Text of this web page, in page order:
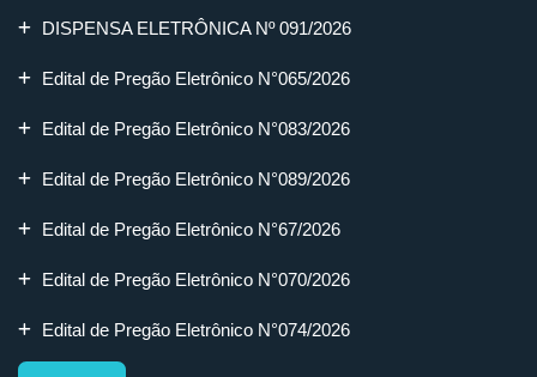
DISPENSA ELETRÔNICA Nº 091/2026
Edital de Pregão Eletrônico N°065/2026
Edital de Pregão Eletrônico N°083/2026
Edital de Pregão Eletrônico N°089/2026
Edital de Pregão Eletrônico N°67/2026
Edital de Pregão Eletrônico N°070/2026
Edital de Pregão Eletrônico N°074/2026